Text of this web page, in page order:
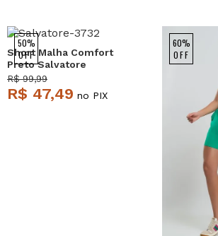
50%
OFF
Short Malha Comfort
Preto Salvatore
R$ 99,99
R$ 47,49 no PIX
60%
OFF